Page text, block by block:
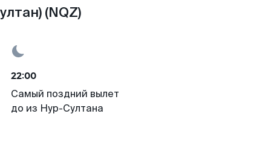
(NQZ)
22:00
Самый поздний вылет
до из Нур-Султана